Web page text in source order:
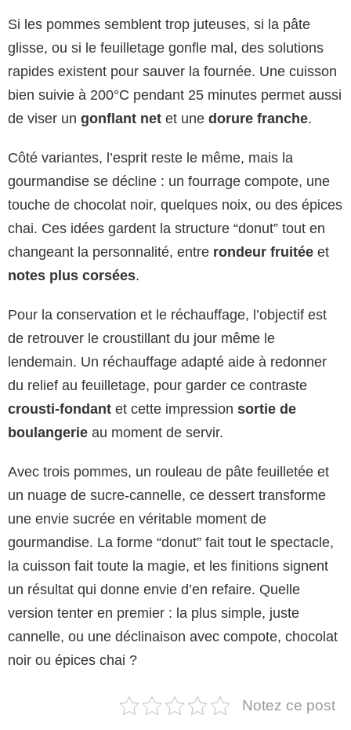
Si les pommes semblent trop juteuses, si la pâte
glisse, ou si le feuilletage gonfle mal, des solutions
rapides existent pour sauver la fournée. Une cuisson
bien suivie à 200°C pendant 25 minutes permet aussi
de viser un gonflant net et une dorure franche.
Côté variantes, l’esprit reste le même, mais la
gourmandise se décline : un fourrage compote, une
touche de chocolat noir, quelques noix, ou des épices
chai. Ces idées gardent la structure “donut” tout en
changeant la personnalité, entre rondeur fruitée et
notes plus corsées.
Pour la conservation et le réchauffage, l’objectif est
de retrouver le croustillant du jour même le
lendemain. Un réchauffage adapté aide à redonner
du relief au feuilletage, pour garder ce contraste
crousti-fondant et cette impression sortie de
boulangerie au moment de servir.
Avec trois pommes, un rouleau de pâte feuilletée et
un nuage de sucre-cannelle, ce dessert transforme
une envie sucrée en véritable moment de
gourmandise. La forme “donut” fait tout le spectacle,
la cuisson fait toute la magie, et les finitions signent
un résultat qui donne envie d’en refaire. Quelle
version tenter en premier : la plus simple, juste
cannelle, ou une déclinaison avec compote, chocolat
noir ou épices chai ?
Notez ce post